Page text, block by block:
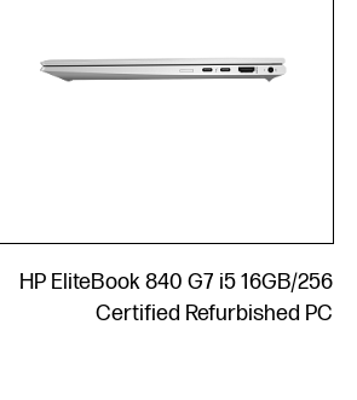
HP EliteBook 840 G7 i5 16GB/256
Certified Refurbished PC